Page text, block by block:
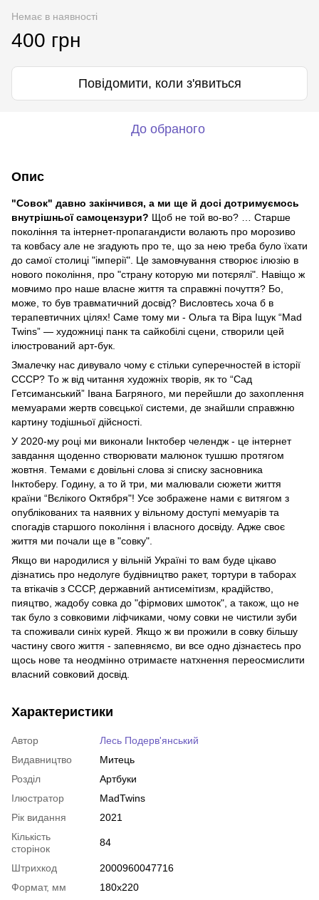
Немає в наявності
400 грн
Повідомити, коли з'явиться
До обраного
Опис
"Совок" давно закінчився, а ми ще й досі дотримуємось
внутрішньої самоцензури? Щоб не той во-во? … Старше
покоління та інтернет-пропагандисти волають про морозиво
та ковбасу але не згадують про те, що за нею треба було їхати
до самої столиці "імперії". Це замовчування створює ілюзію в
нового покоління, про "страну которую ми потєрялі". Навіщо ж
мовчимо про наше власне життя та справжні почуття? Бо,
може, то був травматичний досвід? Висловтесь хоча б в
терапевтичних цілях! Саме тому ми - Ольга та Віра Іщук “Mad
Twins” — художниці панк та сайкобілі сцени, створили цей
ілюстрований арт-бук.
Змалечку нас дивувало чому є стільки суперечностей в історії
СССР? То ж від читання художніх творів, як то “Сад
Гетсиманський” Івана Багряного, ми перейшли до захоплення
мемуарами жертв совєцької системи, де знайшли справжню
картину тодішньої дійсності.
У 2020-му році ми виконали Інктобер челендж - це інтернет
завдання щоденно створювати малюнок тушшю протягом
жовтня. Темами є довільні слова зі списку засновника
Інктоберу. Годину, а то й три, ми малювали сюжети життя
країни “Вєлікого Октября"! Усе зображене нами є витягом з
опублікованих та наявних у вільному доступі мемуарів та
спогадів старшого покоління і власного досвіду. Адже своє
життя ми почали ще в "совку".
Якщо ви народилися у вільній Україні то вам буде цікаво
дізнатись про недолуге будівництво ракет, тортури в таборах
та втікачів з СССР, державний антисемітизм, крадійство,
пияцтво, жадобу совка до "фірмових шмоток", а також, що не
так було з совковими ліфчиками, чому совки не чистили зуби
та споживали синіх курей. Якщо ж ви прожили в совку більшу
частину свого життя - запевняємо, ви все одно дізнаєтесь про
щось нове та неодмінно отримаєте натхнення переосмислити
власний совковий досвід.
Характеристики
Автор
Лесь Подерв'янський
Видавництво
Митець
Розділ
Артбуки
Ілюстратор
MadTwins
Рік видання
2021
Кількість
сторінок
84
Штрихкод
2000960047716
Формат, мм
180х220